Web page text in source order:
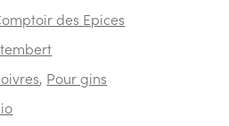
des Epices
, Pour gins